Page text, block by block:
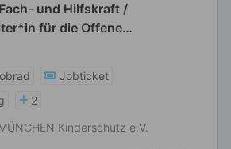
und Hilfskraft /
für die Offene
am SFZ München Nord-Ost
Jobticket
2
Kinderschutz e.V.